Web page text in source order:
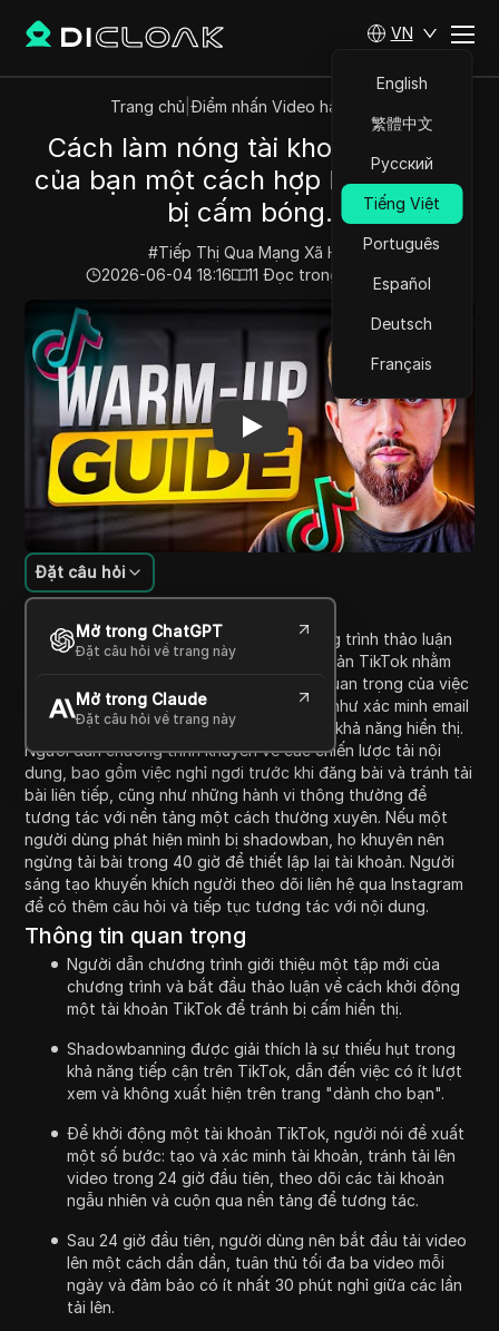
VN
English
繁體中文
Русский
Tiếng Việt
Português
Español
Deutsch
Français
Trang chủ Điểm nhấn Video hàng đầu
Cách làm nóng tài khoản TikTok
của bạn một cách hợp lý để tránh
bị cấm bóng.
#Tiếp Thị Qua Mạng Xã Hội
2026-06-04 18:16
11 Đọc trong giây phút
Play Video: Cách làm nóng tài khoản TikTok của bạn
Giới thiệu nội dung
Đặt câu hỏi
Mở trong ChatGPT
Đặt câu hỏi về trang này
Mở trong Claude
Đặt câu hỏi về trang này
Trong tập này của Raw, người dẫn chương trình thảo luận
về các chiến lược để làm nóng một tài khoản TikTok nhằm
tránh bị shadowban. Họ nhấn mạnh tầm quan trọng của việc
thiết lập tài khoản đúng cách, chẳng hạn như xác minh email
và theo dõi các người dùng khác để tăng khả năng hiển thị.
Người dẫn chương trình khuyên về các chiến lược tải nội
dung, bao gồm việc nghỉ ngơi trước khi đăng bài và tránh tải
bài liên tiếp, cũng như những hành vi thông thường để
tương tác với nền tảng một cách thường xuyên. Nếu một
người dùng phát hiện mình bị shadowban, họ khuyên nên
ngừng tải bài trong 40 giờ để thiết lập lại tài khoản. Người
sáng tạo khuyến khích người theo dõi liên hệ qua Instagram
để có thêm câu hỏi và tiếp tục tương tác với nội dung.
Thông tin quan trọng
Người dẫn chương trình giới thiệu một tập mới của
chương trình và bắt đầu thảo luận về cách khởi động
một tài khoản TikTok để tránh bị cấm hiển thị.
Shadowbanning được giải thích là sự thiếu hụt trong
khả năng tiếp cận trên TikTok, dẫn đến việc có ít lượt
xem và không xuất hiện trên trang "dành cho bạn".
Để khởi động một tài khoản TikTok, người nói đề xuất
một số bước: tạo và xác minh tài khoản, tránh tải lên
video trong 24 giờ đầu tiên, theo dõi các tài khoản
ngẫu nhiên và cuộn qua nền tảng để tương tác.
Sau 24 giờ đầu tiên, người dùng nên bắt đầu tải video
lên một cách dần dần, tuân thủ tối đa ba video mỗi
ngày và đảm bảo có ít nhất 30 phút nghỉ giữa các lần
tải lên.